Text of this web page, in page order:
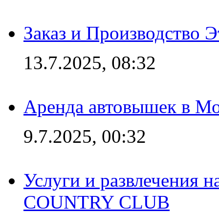
Заказ и Производство
13.7.2025, 08:32
Аренда автовышек в
9.7.2025, 00:32
Услуги и развлечения
COUNTRY CLUB